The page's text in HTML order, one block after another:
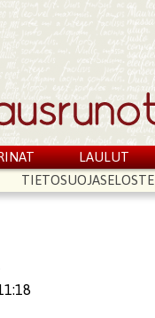
LAULUT
TIETOSUOJASELOSTE